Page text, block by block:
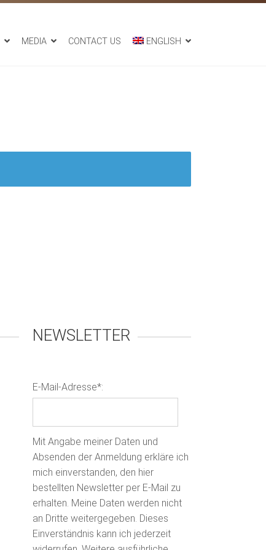
MEDIA CONTACT US ENGLISH
NEWSLETTER
E-Mail-Adresse*:
Mit Angabe meiner Daten und
Absenden der Anmeldung erkläre ich
mich einverstanden, den hier
bestellten Newsletter per E-Mail zu
erhalten. Meine Daten werden nicht
an Dritte weitergegeben. Dieses
Einverständnis kann ich jederzeit